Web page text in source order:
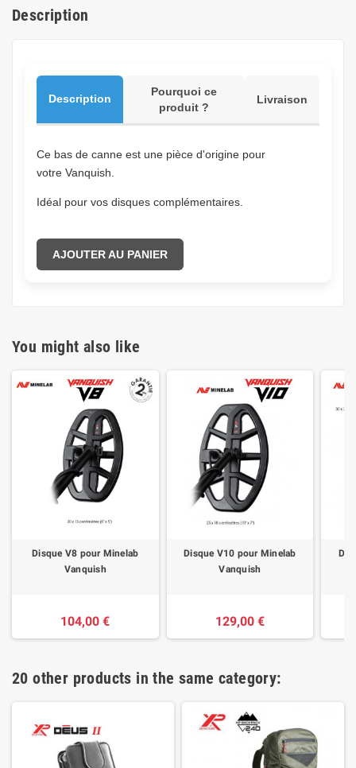
Description
Description
Pourquoi ce
produit ?
Livraison
Ce bas de canne est une pièce d'origine pour
votre Vanquish.
Idéal pour vos disques complémentaires.
AJOUTER AU PANIER
You might also like
Disque V8 pour Minelab
Vanquish
104,00 €
Disque V10 pour Minelab
Vanquish
129,00 €
20 other products in the same category: